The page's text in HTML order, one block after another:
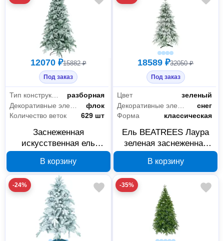
12070 ₽15882 ₽
Под заказ
разборная
флок
Количество веток
629 шт
Заснеженная
искусственная ель
см 1033815
В корзину
18589 ₽32050 ₽
Под заказ
Цвет
зеленый
снег
Форма
классическая
Ель BEATREES Лаура
зеленая заснеженная
В корзину
-24% -35%